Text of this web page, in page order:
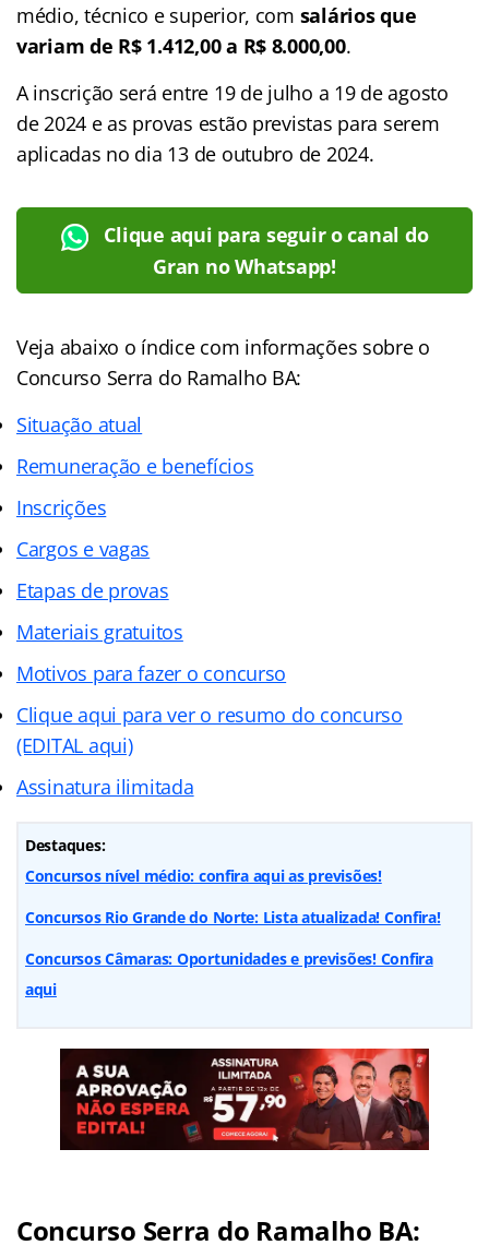
médio, técnico e superior, com salários que
variam de R$ 1.412,00 a R$ 8.000,00.
A inscrição será entre 19 de julho a 19 de agosto
de 2024 e as provas estão previstas para serem
aplicadas no dia 13 de outubro de 2024.
Clique aqui para seguir o canal do
Gran no Whatsapp!
Veja abaixo o índice com informações sobre o
Concurso Serra do Ramalho BA:
Situação atual
Remuneração e benefícios
Inscrições
Cargos e vagas
Etapas de provas
Materiais gratuitos
Motivos para fazer o concurso
Clique aqui para ver o resumo do concurso
(EDITAL aqui)
Assinatura ilimitada
Destaques:
Concursos nível médio: confira aqui as previsões!
Concursos Rio Grande do Norte: Lista atualizada! Confira!
Concursos Câmaras: Oportunidades e previsões! Confira
aqui
Concurso Serra do Ramalho BA: